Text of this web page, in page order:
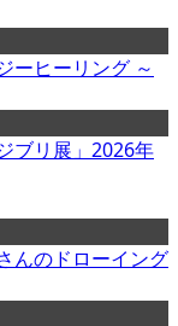
ーヒーリング ～
ブリ展」2026年
んのドローイング